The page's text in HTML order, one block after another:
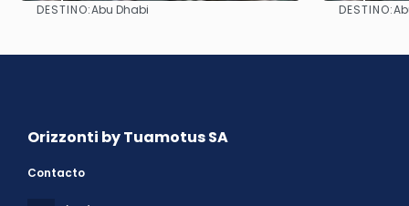
DESTINO:Abu Dhabi DESTINO:
Orizzonti by Tuamotus SA
Contacto